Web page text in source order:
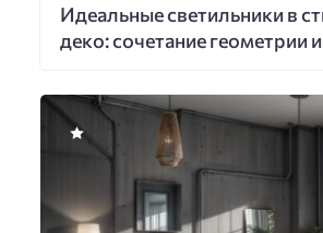
Идеальные светильники в
деко: сочетание геометрии